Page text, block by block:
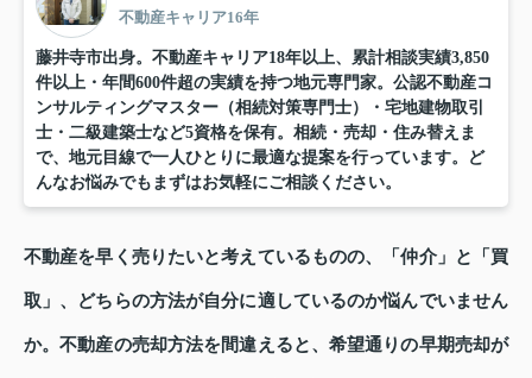
不動産キャリア16年
藤井寺市出身。不動産キャリア18年以上、累計相談実績3,850
件以上・年間600件超の実績を持つ地元専門家。公認不動産コ
ンサルティングマスター（相続対策専門士）・宅地建物取引
士・二級建築士など5資格を保有。相続・売却・住み替えま
で、地元目線で一人ひとりに最適な提案を行っています。ど
んなお悩みでもまずはお気軽にご相談ください。
不動産を早く売りたいと考えているものの、「仲介」と「買
取」、どちらの方法が自分に適しているのか悩んでいません
か。不動産の売却方法を間違えると、希望通りの早期売却が